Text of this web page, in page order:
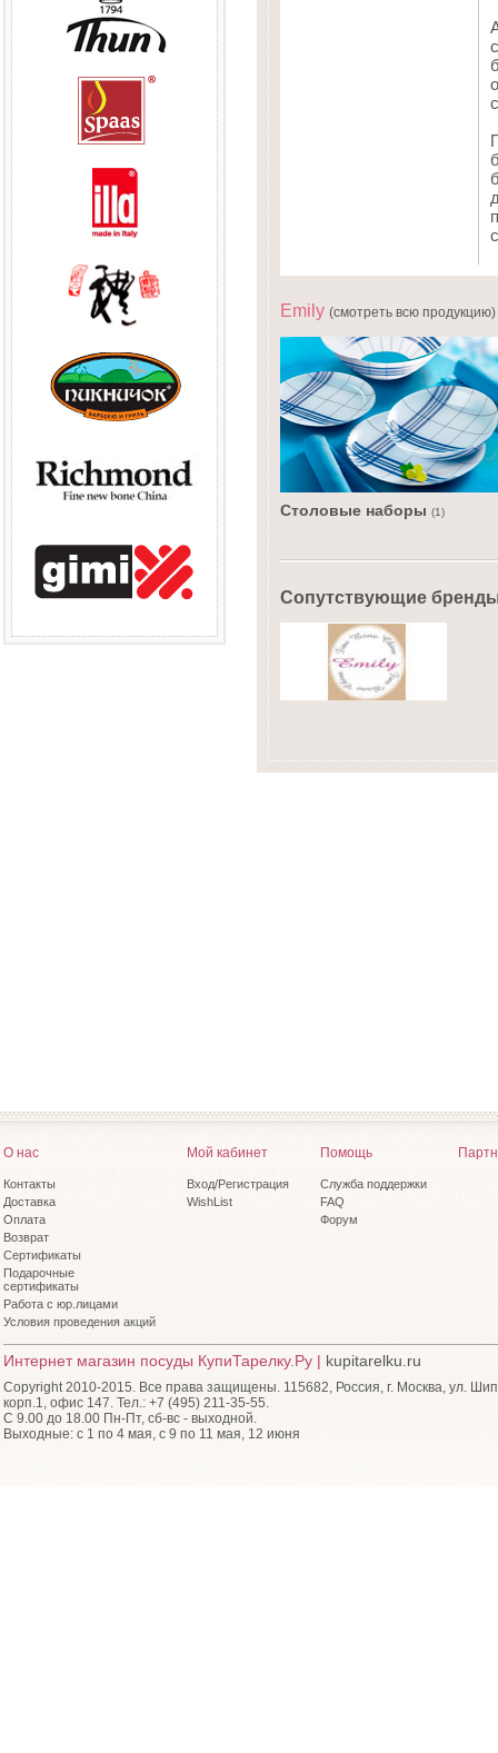
Emily (смотреть всю продукцию)
Столовые наборы (1)
Сопутствующие
О нас
Контакты
Доставка
Оплата
Возврат
Сертификаты
Подарочные
сертификаты
Работа с юр.лицами
Условия проведения акций
Мой кабинет
Вход/Регистрация
WishList
Помощь
Служба поддержки
FAQ
Форум
Интернет магазин посуды КупиТарелку.Ру | kupitarelku.ru
Copyright 2010-2015. Все права защищены. 115682, Россия, г. Москва, ул.
корп.1, офис 147. Тел.: +7 (495) 211-35-55.
С 9.00 до 18.00 Пн-Пт, сб-вс - выходной.
Выходные: с 1 по 4 мая, с 9 по 11 мая, 12 июня